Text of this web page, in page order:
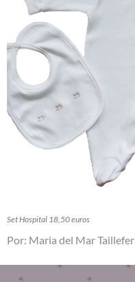
Set Hospital 18,50 euros
Por: Maria del Mar Taillefer